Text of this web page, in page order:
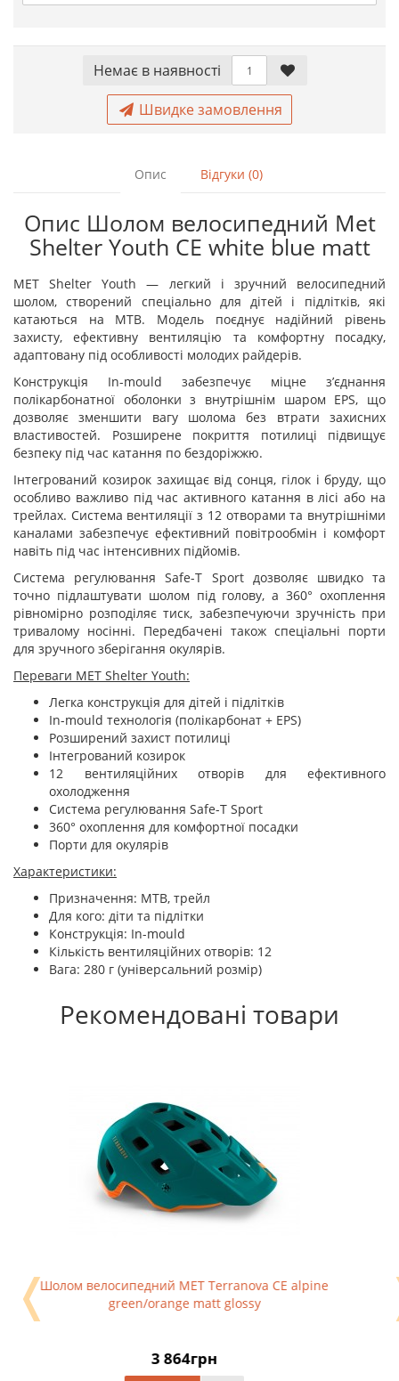
Немає в наявностi
Швидке замовлення
Опис Відгуки (0)
Опис Шолом велосипедний Met
Shelter Youth CE white blue matt
MET Shelter Youth — легкий і зручний велосипедний
шолом, створений спеціально для дітей і підлітків, які
катаються на MTB. Модель поєднує надійний рівень
захисту, ефективну вентиляцію та комфортну посадку,
адаптовану під особливості молодих райдерів.
Конструкція In-mould забезпечує міцне з’єднання
полікарбонатної оболонки з внутрішнім шаром EPS, що
дозволяє зменшити вагу шолома без втрати захисних
властивостей. Розширене покриття потилиці підвищує
безпеку під час катання по бездоріжжю.
Інтегрований козирок захищає від сонця, гілок і бруду, що
особливо важливо під час активного катання в лісі або на
трейлах. Система вентиляції з 12 отворами та внутрішніми
каналами забезпечує ефективний повітрообмін і комфорт
навіть під час інтенсивних підйомів.
Система регулювання Safe-T Sport дозволяє швидко та
точно підлаштувати шолом під голову, а 360° охоплення
рівномірно розподіляє тиск, забезпечуючи зручність при
тривалому носінні. Передбачені також спеціальні порти
для зручного зберігання окулярів.
Переваги MET Shelter Youth:
Легка конструкція для дітей і підлітків
In-mould технологія (полікарбонат + EPS)
Розширений захист потилиці
Інтегрований козирок
12 вентиляційних отворів для ефективного
охолодження
Система регулювання Safe-T Sport
360° охоплення для комфортної посадки
Порти для окулярів
Характеристики:
Призначення: MTB, трейл
Для кого: діти та підлітки
Конструкція: In-mould
Кількість вентиляційних отворів: 12
Вага: 280 г (універсальний розмір)
Рекомендовані товари
Шолом велосипедний MET Terranova CE alpine
green/orange matt glossy
3 864грн
❬